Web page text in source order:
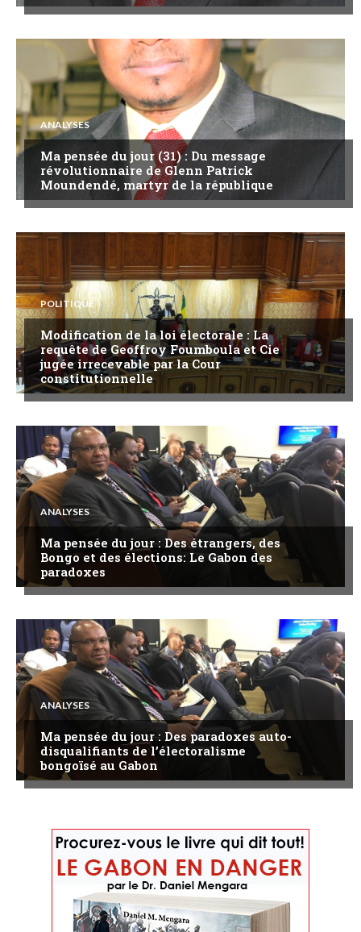
ANALYSES
Ma pensée du jour (31) : Du message
révolutionnaire de Glenn Patrick
Moundendé, martyr de la république
POLITIQUE
Modification de la loi électorale : La
requête de Geoffroy Foumboula et Cie
jugée irrecevable par la Cour
constitutionnelle
ANALYSES
Ma pensée du jour : Des étrangers, des
Bongo et des élections: Le Gabon des
paradoxes
ANALYSES
Ma pensée du jour : Des paradoxes auto-
disqualifiants de l’électoralisme
bongoïsé au Gabon